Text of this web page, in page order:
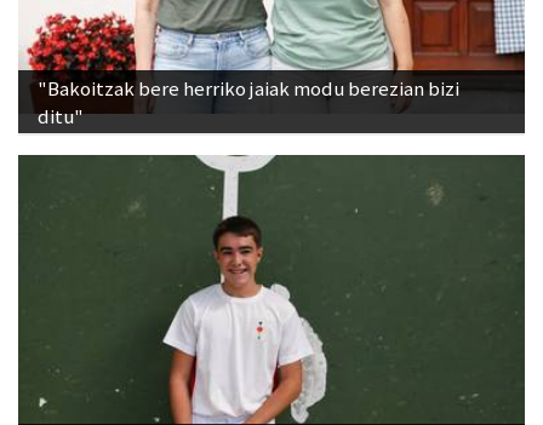
"Bakoitzak bere herriko jaiak modu berezian bizi
ditu"